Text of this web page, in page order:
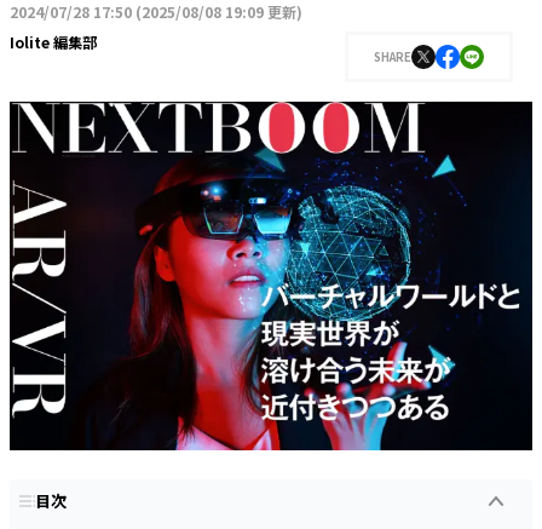
2024/07/28 17:50 (2025/08/08 19:09 更新)
Iolite 編集部
SHARE
目次